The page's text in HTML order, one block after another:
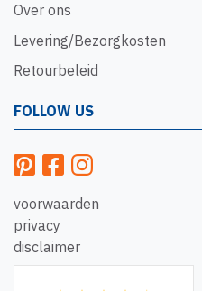
Over ons
Levering/Bezorgkosten
Retourbeleid
FOLLOW US
voorwaarden
privacy
disclaimer